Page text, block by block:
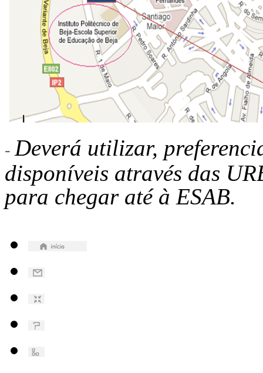
- Deverá utilizar,
disponíveis através das
para chegar até à ESAB.